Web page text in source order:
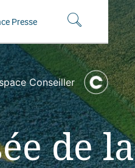
Presse
de la
Conseiller